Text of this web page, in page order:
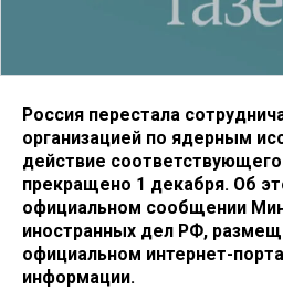
Россия перестала
организацией по ядерным
действие
прекращено 1 декабря. Об
официальном сообщении
иностранных дел РФ,
официальном интернет-
информации.